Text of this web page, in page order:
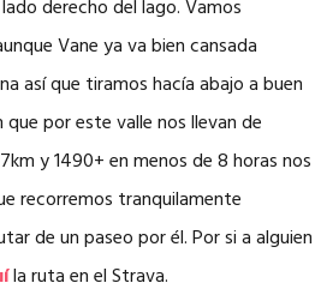
derecho del lago. Vamos
Vane ya va bien cansada
así que tiramos hacía abajo a buen
por este valle nos llevan de
y 1490+ en menos de 8 horas nos
recorremos tranquilamente
de un paseo por él. Por si a alguien